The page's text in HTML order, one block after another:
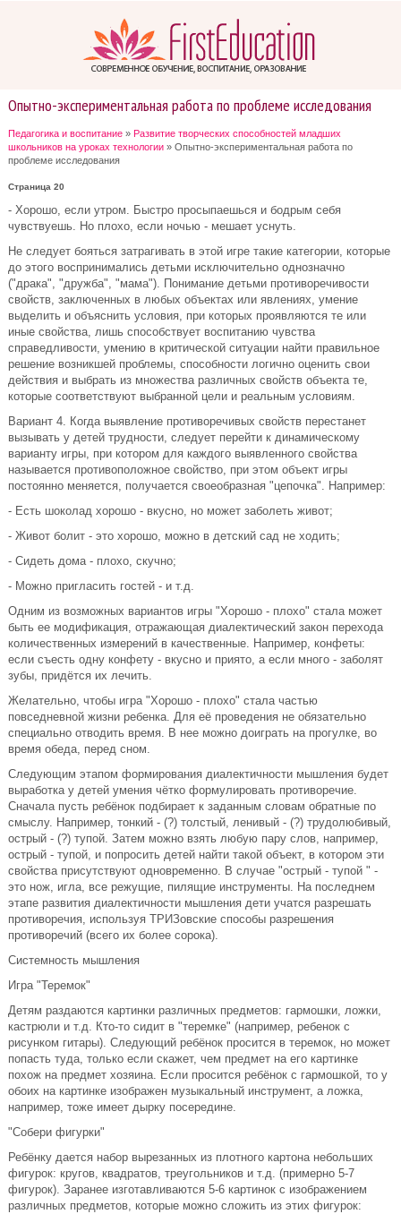
Опытно-экспериментальная работа по проблеме исследования
Педагогика и воспитание » Развитие творческих способностей младших
школьников на уроках технологии » Опытно-экспериментальная работа по
проблеме исследования
Страница 20
- Хорошо, если утром. Быстро просыпаешься и бодрым себя
чувствуешь. Но плохо, если ночью - мешает уснуть.
Не следует бояться затрагивать в этой игре такие категории, которые
до этого воспринимались детьми исключительно однозначно
("драка", "дружба", "мама"). Понимание детьми противоречивости
свойств, заключенных в любых объектах или явлениях, умение
выделить и объяснить условия, при которых проявляются те или
иные свойства, лишь способствует воспитанию чувства
справедливости, умению в критической ситуации найти правильное
решение возникшей проблемы, способности логично оценить свои
действия и выбрать из множества различных свойств объекта те,
которые соответствуют выбранной цели и реальным условиям.
Вариант 4. Когда выявление противоречивых свойств перестанет
вызывать у детей трудности, следует перейти к динамическому
варианту игры, при котором для каждого выявленного свойства
называется противоположное свойство, при этом объект игры
постоянно меняется, получается своеобразная "цепочка". Например:
- Есть шоколад хорошо - вкусно, но может заболеть живот;
- Живот болит - это хорошо, можно в детский сад не ходить;
- Сидеть дома - плохо, скучно;
- Можно пригласить гостей - и т.д.
Одним из возможных вариантов игры "Хорошо - плохо" стала может
быть ее модификация, отражающая диалектический закон перехода
количественных измерений в качественные. Например, конфеты:
если съесть одну конфету - вкусно и приято, а если много - заболят
зубы, придётся их лечить.
Желательно, чтобы игра "Хорошо - плохо" стала частью
повседневной жизни ребенка. Для её проведения не обязательно
специально отводить время. В нее можно доиграть на прогулке, во
время обеда, перед сном.
Следующим этапом формирования диалектичности мышления будет
выработка у детей умения чётко формулировать противоречие.
Сначала пусть ребёнок подбирает к заданным словам обратные по
смыслу. Например, тонкий - (?) толстый, ленивый - (?) трудолюбивый,
острый - (?) тупой. Затем можно взять любую пару слов, например,
острый - тупой, и попросить детей найти такой объект, в котором эти
свойства присутствуют одновременно. В случае "острый - тупой " -
это нож, игла, все режущие, пилящие инструменты. На последнем
этапе развития диалектичности мышления дети учатся разрешать
противоречия, используя ТРИЗовские способы разрешения
противоречий (всего их более сорока).
Системность мышления
Игра "Теремок"
Детям раздаются картинки различных предметов: гармошки, ложки,
кастрюли и т.д. Кто-то сидит в "теремке" (например, ребенок с
рисунком гитары). Следующий ребёнок просится в теремок, но может
попасть туда, только если скажет, чем предмет на его картинке
похож на предмет хозяина. Если просится ребёнок с гармошкой, то у
обоих на картинке изображен музыкальный инструмент, а ложка,
например, тоже имеет дырку посередине.
"Собери фигурки"
Ребёнку дается набор вырезанных из плотного картона небольших
фигурок: кругов, квадратов, треугольников и т.д. (примерно 5-7
фигурок). Заранее изготавливаются 5-6 картинок с изображением
различных предметов, которые можно сложить из этих фигурок: